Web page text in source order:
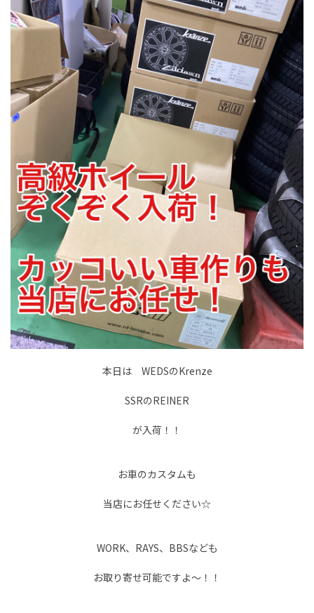
本日は WEDSのKrenze
SSRのREINER
が入荷！！
お車のカスタムも
当店にお任せください☆
WORK、RAYS、BBSなども
お取り寄せ可能ですよ～！！